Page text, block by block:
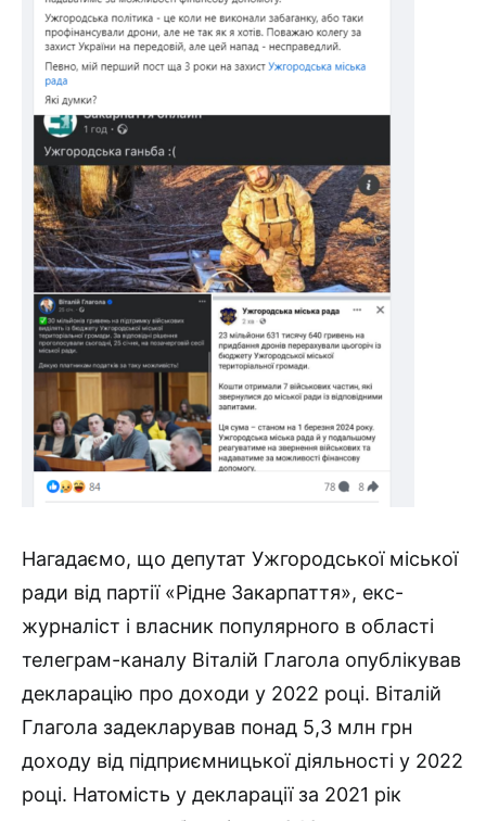
Нагадаємо, що депутат Ужгородської міської
ради від партії «Рідне Закарпаття», екс-
журналіст і власник популярного в області
телеграм-каналу Віталій Глагола опублікував
декларацію про доходи у 2022 році. Віталій
Глагола задекларував понад 5,3 млн грн
доходу від підприємницької діяльності у 2022
році. Натомість у декларації за 2021 рік